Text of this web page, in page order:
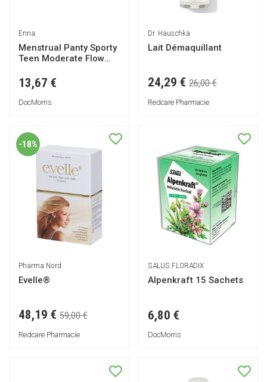
Enna
Menstrual Panty Sporty
Teen Moderate Flow
13,67 €
DocMorris
Dr. Hauschka
Lait Démaquillant
24,29 € 26,00 €
Redcare Pharmacie
-18%
Pharma Nord
Evelle®
48,19 € 59,00 €
Redcare Pharmacie
SALUS FLORADIX
Alpenkraft 15 Sachets
6,80 €
DocMorris